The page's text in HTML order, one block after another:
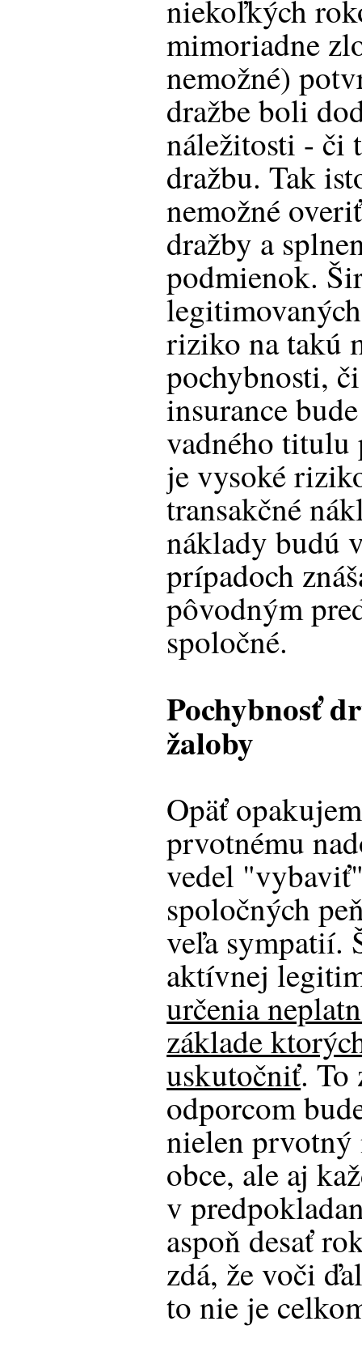
niekoľkých
mimoriadne
nemožné)
dražbe boli
náležitosti - či
dražbu. Tak
nemožné
dražby a
podmienok.
riziko na takú
pochybnosti,
insurance
vadného
je vysoké
transakčné
náklady budú
prípadoch
pôvodným
spoločné.
Pochybnosť
žaloby
Opäť
prvotnému
vedel
spoločných
veľa sympatií.
aktívnej
určenia
základe
uskutočniť. To
odporcom
nielen prvotný
obce, ale aj
v
aspoň desať
zdá, že voči
to nie je